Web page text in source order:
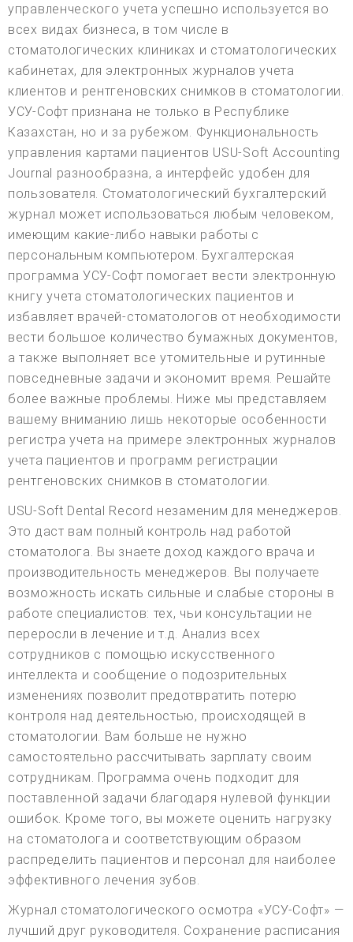
управленческого учета успешно используется во
всех видах бизнеса, в том числе в
стоматологических клиниках и стоматологических
кабинетах, для электронных журналов учета
клиентов и рентгеновских снимков в стоматологии.
УСУ-Софт признана не только в Республике
Казахстан, но и за рубежом. Функциональность
управления картами пациентов USU-Soft Accounting
Journal разнообразна, а интерфейс удобен для
пользователя. Стоматологический бухгалтерский
журнал может использоваться любым человеком,
имеющим какие-либо навыки работы с
персональным компьютером. Бухгалтерская
программа УСУ-Софт помогает вести электронную
книгу учета стоматологических пациентов и
избавляет врачей-стоматологов от необходимости
вести большое количество бумажных документов,
а также выполняет все утомительные и рутинные
повседневные задачи и экономит время. Решайте
более важные проблемы. Ниже мы представляем
вашему вниманию лишь некоторые особенности
регистра учета на примере электронных журналов
учета пациентов и программ регистрации
рентгеновских снимков в стоматологии.
USU-Soft Dental Record незаменим для менеджеров.
Это даст вам полный контроль над работой
стоматолога. Вы знаете доход каждого врача и
производительность менеджеров. Вы получаете
возможность искать сильные и слабые стороны в
работе специалистов: тех, чьи консультации не
переросли в лечение и т.д. Анализ всех
сотрудников с помощью искусственного
интеллекта и сообщение о подозрительных
изменениях позволит предотвратить потерю
контроля над деятельностью, происходящей в
стоматологии. Вам больше не нужно
самостоятельно рассчитывать зарплату своим
сотрудникам. Программа очень подходит для
поставленной задачи благодаря нулевой функции
ошибок. Кроме того, вы можете оценить нагрузку
на стоматолога и соответствующим образом
распределить пациентов и персонал для наиболее
эффективного лечения зубов.
Журнал стоматологического осмотра «УСУ-Софт» —
лучший друг руководителя. Сохранение расписания